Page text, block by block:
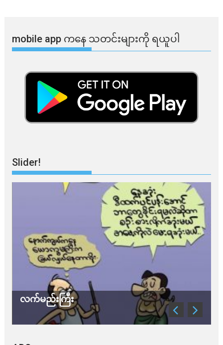
mobile app ​​ကနေ ​​သတင်းများကို ရယူပါ
Slider!
လက်မည်းကြီး